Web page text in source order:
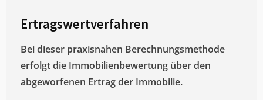
Ertragswertverfahren
Bei dieser praxisnahen Berechnungsmethode
erfolgt die Immobilienbewertung über den
abgeworfenen Ertrag der Immobilie.